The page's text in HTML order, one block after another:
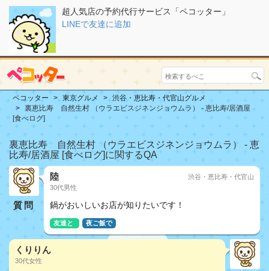
超人気店の予約代行サービス「ペコッター」
LINEで友達に追加
ペコッター 東京グルメ
渋谷・恵比寿・代官山グルメ
裏恵比寿 自然生村 （ウラエビスジネンジョウムラ） - 恵比寿/居酒屋
[食べログ]
裏恵比寿 自然生村 （ウラエビスジネンジョウムラ） - 恵
比寿/居酒屋 [食べログ]に関するQA
質問
陸
30代男性
渋谷・恵比寿・代官山
鍋がおいしいお店が知りたいです！
友達と 夜ご飯で
くりりん
30代女性